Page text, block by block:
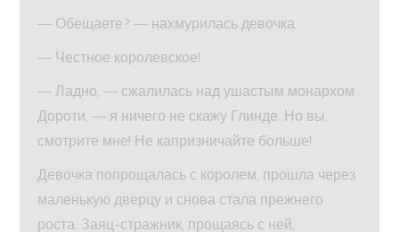
— Обещаете? — нахмурилась девочка.
— Честное королевское!
— Ладно, — сжалилась над ушастым монархом
Дороти, — я ничего не скажу Глинде. Но вы,
смотрите мне! Не капризничайте больше!
Девочка попрощалась с королем, прошла через
маленькую дверцу и снова стала прежнего
роста. Заяц-стражник, прощаясь с ней,